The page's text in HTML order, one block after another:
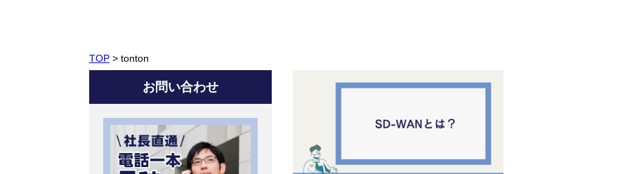
TOP > tonton
お問い合わせ